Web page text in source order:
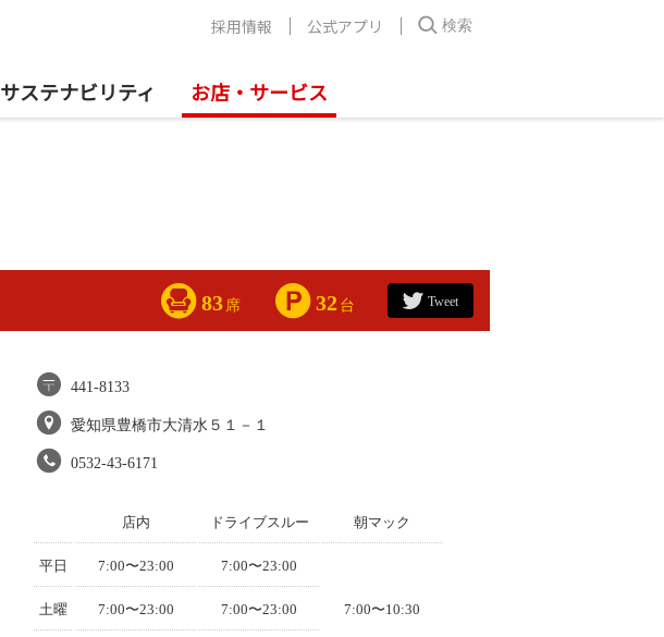
サステナビリティ お店・サービス
採用情報 公式アプリ 検索
83 席 32 台 Tweet
441-8133
愛知県豊橋市大清水５１－１
0532-43-6171
店内 ドライブスルー 朝マック
平日 7:00〜23:00 7:00〜23:00
7:00〜10:30
土曜 7:00〜23:00 7:00〜23:00